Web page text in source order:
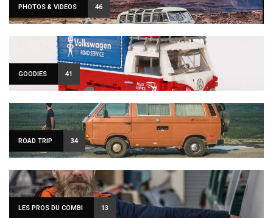
PHOTOS & VIDEOS 46
GOODIES 41
ROAD TRIP 34
LES PROS DU COMBI 13